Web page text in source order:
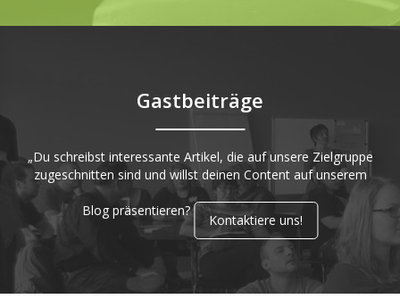
Gastbeiträge
„Du schreibst interessante Artikel, die auf unsere Zielgruppe
zugeschnitten sind und willst deinen Content auf unserem
Blog präsentieren?
Kontaktiere uns!